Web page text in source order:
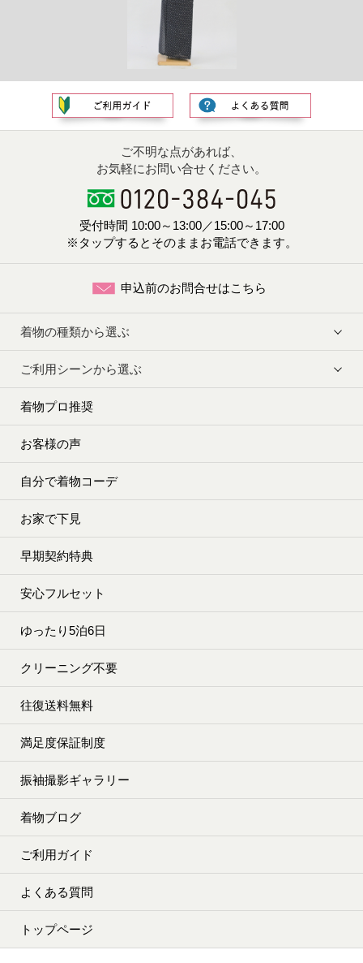
ご不明な点があれば、
お気軽にお問い合せください。
受付時間 10:00～13:00／15:00～17:00
※タップするとそのままお電話できます。
申込前のお問合せはこちら
着物の種類から選ぶ
ご利用シーンから選ぶ
着物プロ推奨
お客様の声
自分で着物コーデ
お家で下見
早期契約特典
安心フルセット
ゆったり5泊6日
クリーニング不要
往復送料無料
満足度保証制度
振袖撮影ギャラリー
着物ブログ
ご利用ガイド
よくある質問
トップページ